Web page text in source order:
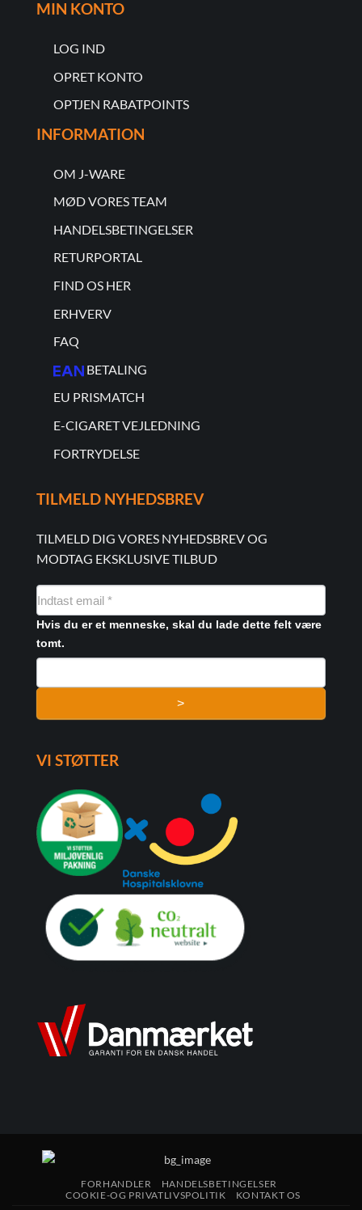
MIN KONTO
LOG IND
OPRET KONTO
OPTJEN RABATPOINTS
INFORMATION
OM J-WARE
MØD VORES TEAM
HANDELSBETINGELSER
RETURPORTAL
FIND OS HER
ERHVERV
FAQ
BETALING
EU PRISMATCH
E-CIGARET VEJLEDNING
FORTRYDELSE
TILMELD NYHEDSBREV
TILMELD DIG VORES NYHEDSBREV OG
MODTAG EKSKLUSIVE TILBUD
NYHEDSMAIL
FORMULAR
Hvis du er et menneske, skal du lade dette felt være
tomt.
>
VI STØTTER
FORHANDLER
HANDELSBETINGELSER
COOKIE-OG PRIVATLIVSPOLITIK
KONTAKT OS